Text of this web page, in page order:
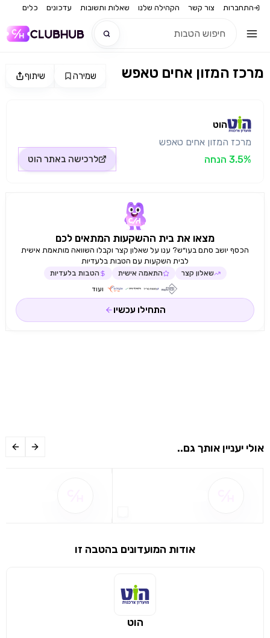
התחברות צור קשר הקהילה שלנו שאלות ותשובות עדכונים כלים
שיתוף
שימו לב!
מימוש הטבה זו ניתן רק לחברי
הבנתי, המשך לאתר
שיתוף שמירה מרכז המזון אחים טאפש
הוט
מרכז המזון אחים טאפש
3.5% הנחה
לרכישה באתר הוט
מצאו את בית ההשקעות המתאים לכם
הכסף יושב סתם בעו״ש? ענו על שאלון קצר וקבלו השוואה מותאמת אישית
לבית השקעות עם הטבות בלעדיות
שאלון קצר התאמה אישית הטבות בלעדיות
ועוד
התחילו עכשיו
אולי יעניין אותך גם..
אודות המועדונים בהטבה זו
הוט